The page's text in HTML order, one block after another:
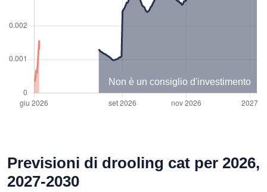
Non è un consiglio d'investimento
Previsioni di drooling cat per 2026,
2027-2030